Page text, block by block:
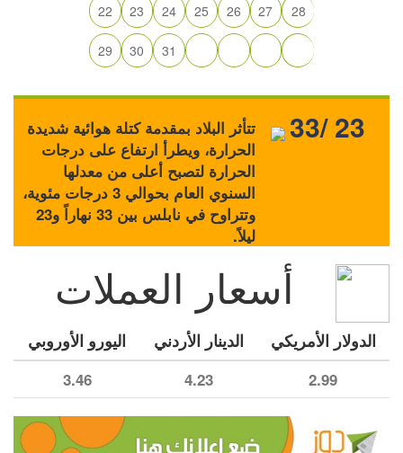
22 23 24 25 26 27 28
29 30 31
تتأثر البلاد بمقدمة كتلة هوائية شديدة
الحرارة، ويطرأ ارتفاع على درجات
الحرارة لتصبح أعلى من معدلها
السنوي العام بحوالي 3 درجات مئوية،
وتتراوح في نابلس بين 33 نهاراً و23
ليلاً.
33/ 23
أسعار العملات
الدولار الأمريكي الدينار الأردني اليورو الأوروبي
2.99
4.23
3.46